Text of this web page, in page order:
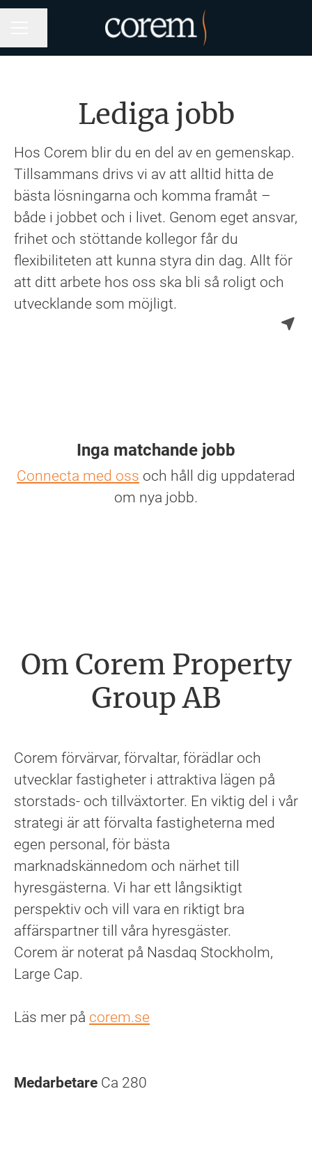
Lediga jobb
Hos Corem blir du en del av en gemenskap.
Tillsammans drivs vi av att alltid hitta de
bästa lösningarna och komma framåt –
både i jobbet och i livet. Genom eget ansvar,
frihet och stöttande kollegor får du
flexibiliteten att kunna styra din dag. Allt för
att ditt arbete hos oss ska bli så roligt och
utvecklande som möjligt.
Inga matchande jobb
Connecta med oss och håll dig uppdaterad
om nya jobb.
Om Corem Property
Group AB
Corem förvärvar, förvaltar, förädlar och
utvecklar fastigheter i attraktiva lägen på
storstads- och tillväxtorter. En viktig del i vår
strategi är att förvalta fastigheterna med
egen personal, för bästa
marknadskännedom och närhet till
hyresgästerna. Vi har ett långsiktigt
perspektiv och vill vara en riktigt bra
affärspartner till våra hyresgäster.
Corem är noterat på Nasdaq Stockholm,
Large Cap.
Läs mer på corem.se
Medarbetare Ca 280